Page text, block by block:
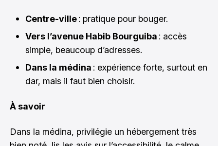
Centre-ville: pratique pour bouger.
Vers l’avenue Habib Bourguiba : accès
simple, beaucoup d’adresses.
Dans la médina : expérience forte, surtout en
dar, mais il faut bien choisir.
À savoir
Dans la médina, privilégie un hébergement très